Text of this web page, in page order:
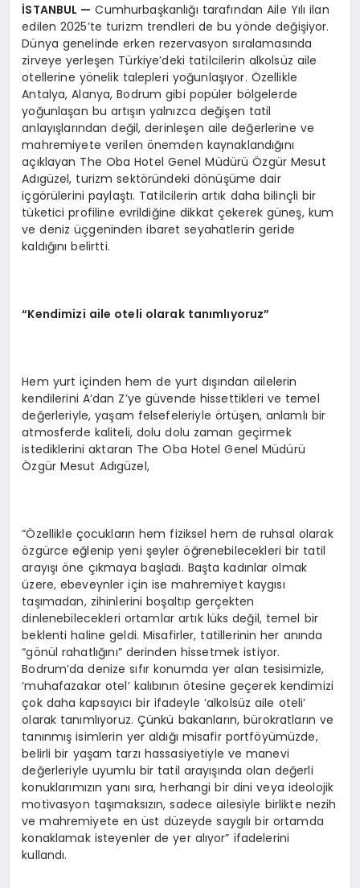
İSTANBUL — Cumhurbaşkanlığı tarafından Aile Yılı ilan
edilen 2025’te turizm trendleri de bu yönde değişiyor.
Dünya genelinde erken rezervasyon sıralamasında
zirveye yerleşen Türkiye’deki tatilcilerin alkolsüz aile
otellerine yönelik talepleri yoğunlaşıyor. Özellikle
Antalya, Alanya, Bodrum gibi popüler bölgelerde
yoğunlaşan bu artışın yalnızca değişen tatil
anlayışlarından değil, derinleşen aile değerlerine ve
mahremiyete verilen önemden kaynaklandığını
açıklayan The Oba Hotel Genel Müdürü Özgür Mesut
Adıgüzel, turizm sektöründeki dönüşüme dair
içgörülerini paylaştı. Tatilcilerin artık daha bilinçli bir
tüketici profiline evrildiğine dikkat çekerek güneş, kum
ve deniz üçgeninden ibaret seyahatlerin geride
kaldığını belirtti.
“Kendimizi aile oteli olarak tanımlıyoruz”
Hem yurt içinden hem de yurt dışından ailelerin
kendilerini A’dan Z’ye güvende hissettikleri ve temel
değerleriyle, yaşam felsefeleriyle örtüşen, anlamlı bir
atmosferde kaliteli, dolu dolu zaman geçirmek
istediklerini aktaran The Oba Hotel Genel Müdürü
Özgür Mesut Adıgüzel,
“Özellikle çocukların hem fiziksel hem de ruhsal olarak
özgürce eğlenip yeni şeyler öğrenebilecekleri bir tatil
arayışı öne çıkmaya başladı. Başta kadınlar olmak
üzere, ebeveynler için ise mahremiyet kaygısı
taşımadan, zihinlerini boşaltıp gerçekten
dinlenebilecekleri ortamlar artık lüks değil, temel bir
beklenti haline geldi. Misafirler, tatillerinin her anında
“gönül rahatlığını” derinden hissetmek istiyor.
Bodrum’da denize sıfır konumda yer alan tesisimizle,
‘muhafazakar otel’ kalıbının ötesine geçerek kendimizi
çok daha kapsayıcı bir ifadeyle ‘alkolsüz aile oteli’
olarak tanımlıyoruz. Çünkü bakanların, bürokratların ve
tanınmış isimlerin yer aldığı misafir portföyümüzde,
belirli bir yaşam tarzı hassasiyetiyle ve manevi
değerleriyle uyumlu bir tatil arayışında olan değerli
konuklarımızın yanı sıra, herhangi bir dini veya ideolojik
motivasyon taşımaksızın, sadece ailesiyle birlikte nezih
ve mahremiyete en üst düzeyde saygılı bir ortamda
konaklamak isteyenler de yer alıyor” ifadelerini
kullandı.